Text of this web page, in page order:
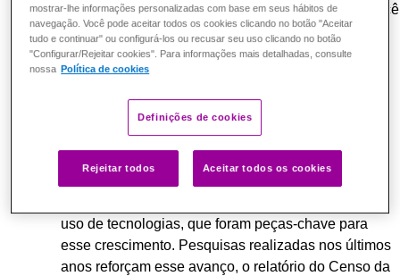
aumentar o financiamento da Educação Básica. Você
pode saber mais sobre o assunto acessando a
matéria completa no link a seguir:Os desafios do
Brasil para alcançar uma educação inclusiva e de
Em paralelo a esses desafios,o ensino a distância
uso de tecnologias, que foram peças-chave para
esse crescimento. Pesquisas realizadas nos últimos
anos reforçam esse avanço, o relatório do Censo da
mostrar-lhe informações personalizadas com base em seus hábitos de
navegação. Você pode aceitar todos os cookies clicando no botão "Aceitar
tudo e continuar" ou configurá-los ou recusar seu uso clicando no botão
"Configurar/Rejeitar cookies". Para informações mais detalhadas, consulte
nossa Política de cookies
Definições de cookies
Rejeitar todos Aceitar todos os cookies